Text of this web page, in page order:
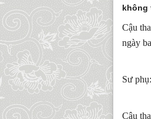
không
Cậu
ngày
Sư
Cậu